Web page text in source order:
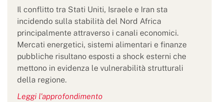
Il conflitto tra Stati Uniti, Israele e Iran sta
incidendo sulla stabilità del Nord Africa
principalmente attraverso i canali economici.
Mercati energetici, sistemi alimentari e finanze
pubbliche risultano esposti a shock esterni che
mettono in evidenza le vulnerabilità strutturali
della regione.
Leggi l'approfondimento